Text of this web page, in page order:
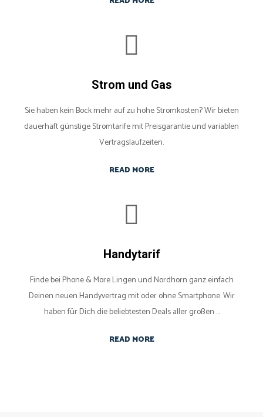
Strom und Gas
Sie haben kein Bock mehr auf zu hohe Stromkosten? Wir bieten
dauerhaft günstige Stromtarife mit Preisgarantie und variablen
Vertragslaufzeiten.
READ MORE
Handytarif
Finde bei Phone & More Lingen und Nordhorn ganz einfach
Deinen neuen Handyvertrag mit oder ohne Smartphone. Wir
haben für Dich die beliebtesten Deals aller großen ...
READ MORE